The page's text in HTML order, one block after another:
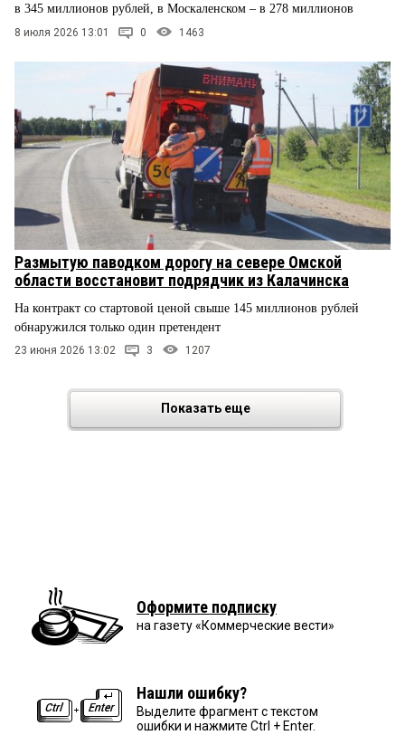
в 345 миллионов рублей, в Москаленском – в 278 миллионов
8 июля 2026 13:01 0 1463
Размытую паводком дорогу на севере Омской
области восстановит подрядчик из Калачинска
На контракт со стартовой ценой свыше 145 миллионов рублей
обнаружился только один претендент
23 июня 2026 13:02 3 1207
Показать еще
Оформите подписку
на газету «Коммерческие вести»
Нашли ошибку?
Выделите фрагмент с текстом
ошибки и нажмите Ctrl + Enter.